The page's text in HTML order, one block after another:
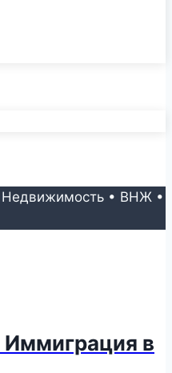
Недвижимость • ВНЖ •
в